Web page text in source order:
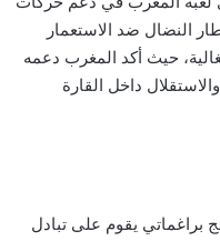
دعم الزعيم الكابفيردي أميلكار كابرال، الذي زار المغرب عام 1961 في إطار النضال ضد الاستعمار
حيث أكد المغرب دعمه
داخل القارة
براغماتي يقوم على تبادل